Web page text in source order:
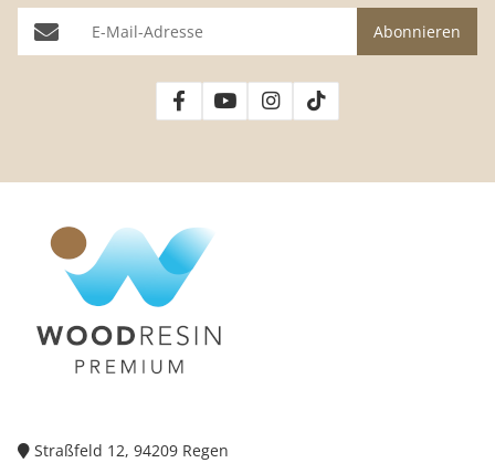
E-Mail-Adresse Abonnieren
Straßfeld 12, 94209 Regen